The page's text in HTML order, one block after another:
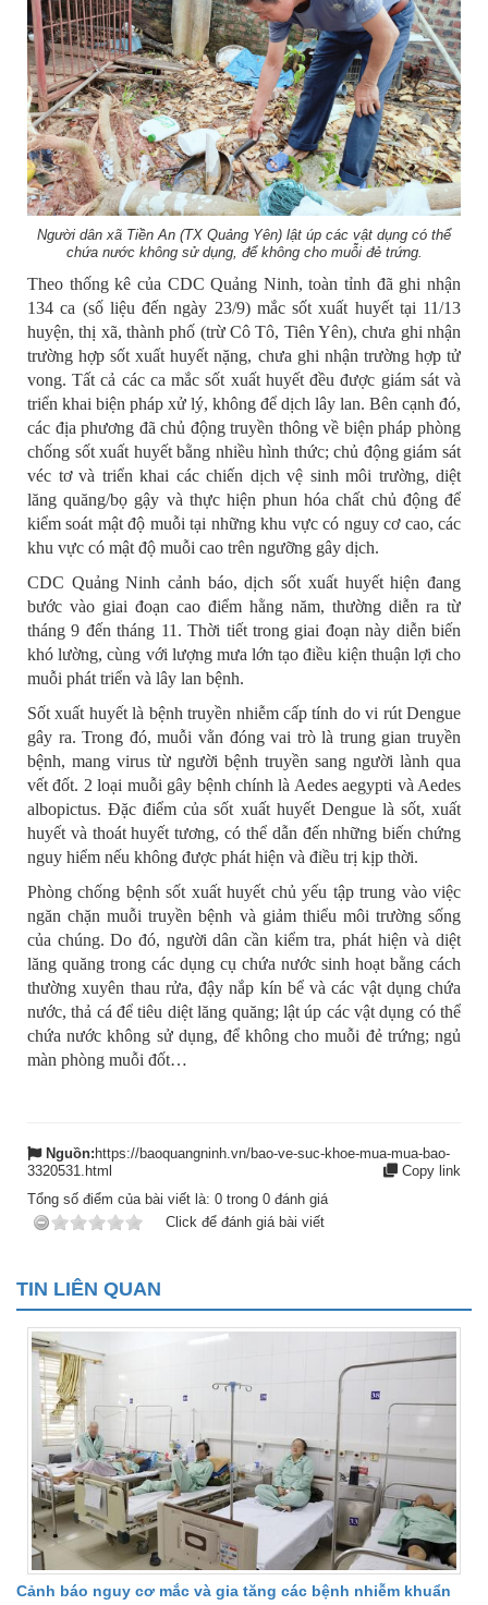
Người dân xã Tiền An (TX Quảng Yên) lật úp các vật dụng có thể
chứa nước không sử dụng, để không cho muỗi đẻ trứng.
Theo thống kê của CDC Quảng Ninh, toàn tỉnh đã ghi nhận
134 ca (số liệu đến ngày 23/9) mắc sốt xuất huyết tại 11/13
huyện, thị xã, thành phố (trừ Cô Tô, Tiên Yên), chưa ghi nhận
trường hợp sốt xuất huyết nặng, chưa ghi nhận trường hợp tử
vong. Tất cả các ca mắc sốt xuất huyết đều được giám sát và
triển khai biện pháp xử lý, không để dịch lây lan. Bên cạnh đó,
các địa phương đã chủ động truyền thông về biện pháp phòng
chống sốt xuất huyết bằng nhiều hình thức; chủ động giám sát
véc tơ và triển khai các chiến dịch vệ sinh môi trường, diệt
lăng quăng/bọ gậy và thực hiện phun hóa chất chủ động để
kiểm soát mật độ muỗi tại những khu vực có nguy cơ cao, các
khu vực có mật độ muỗi cao trên ngưỡng gây dịch.
CDC Quảng Ninh cảnh báo, dịch sốt xuất huyết hiện đang
bước vào giai đoạn cao điểm hằng năm, thường diễn ra từ
tháng 9 đến tháng 11. Thời tiết trong giai đoạn này diễn biến
khó lường, cùng với lượng mưa lớn tạo điều kiện thuận lợi cho
muỗi phát triển và lây lan bệnh.
Sốt xuất huyết là bệnh truyền nhiễm cấp tính do vi rút Dengue
gây ra. Trong đó, muỗi vằn đóng vai trò là trung gian truyền
bệnh, mang virus từ người bệnh truyền sang người lành qua
vết đốt. 2 loại muỗi gây bệnh chính là Aedes aegypti và Aedes
albopictus. Đặc điểm của sốt xuất huyết Dengue là sốt, xuất
huyết và thoát huyết tương, có thể dẫn đến những biến chứng
nguy hiểm nếu không được phát hiện và điều trị kịp thời.
Phòng chống bệnh sốt xuất huyết chủ yếu tập trung vào việc
ngăn chặn muỗi truyền bệnh và giảm thiểu môi trường sống
của chúng. Do đó, người dân cần kiểm tra, phát hiện và diệt
lăng quăng trong các dụng cụ chứa nước sinh hoạt bằng cách
thường xuyên thau rửa, đậy nắp kín bể và các vật dụng chứa
nước, thả cá để tiêu diệt lăng quăng; lật úp các vật dụng có thể
chứa nước không sử dụng, để không cho muỗi đẻ trứng; ngủ
màn phòng muỗi đốt…
Nguồn:https://baoquangninh.vn/bao-ve-suc-khoe-mua-mua-bao-
3320531.html
Copy link
Tổng số điểm của bài viết là: 0 trong 0 đánh giá
Click để đánh giá bài viết
TIN LIÊN QUAN
Cảnh báo nguy cơ mắc và gia tăng các bệnh nhiễm khuẩn